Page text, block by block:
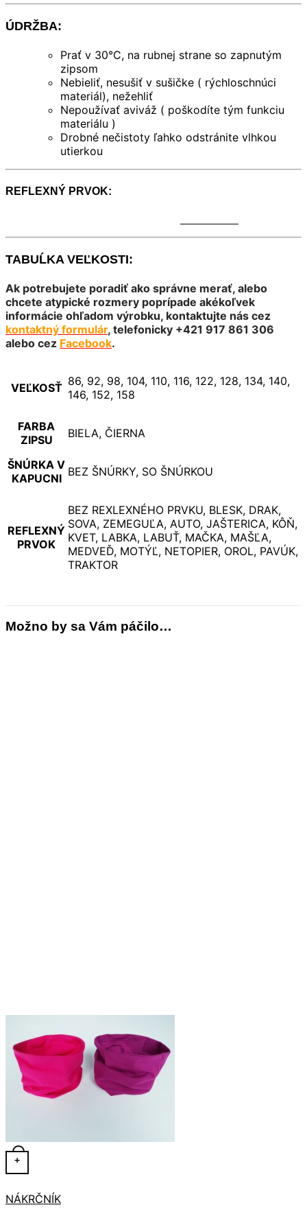
ÚDRŽBA:
Prať v 30°C, na rubnej strane so zapnutým
zipsom
Nebieliť, nesušiť v sušičke ( rýchloschnúci
materiál), nežehliť
Nepoužívať aviváž ( poškodíte tým funkciu
materiálu )
Drobné nečistoty ľahko odstránite vlhkou
utierkou
REFLEXNÝ PRVOK:
TABUĹKA VEĽKOSTI:
Ak potrebujete poradiť ako správne merať, alebo
chcete atypické rozmery poprípade akékoľvek
informácie ohľadom výrobku, kontaktujte nás cez
kontaktný formulár, telefonicky +421 917 861 306
alebo cez Facebook.
VEĽKOSŤ 86, 92, 98, 104, 110, 116, 122, 128, 134, 140,
146, 152, 158
FARBA
ZIPSU
BIELA, ČIERNA
ŠNÚRKA V
KAPUCNI BEZ ŠNÚRKY, SO ŠNÚRKOU
REFLEXNÝ
PRVOK
BEZ REXLEXNÉHO PRVKU, BLESK, DRAK,
SOVA, ZEMEGUĽA, AUTO, JAŠTERICA, KÔŇ,
KVET, LABKA, LABUŤ, MAČKA, MAŠĽA,
MEDVEĎ, MOTÝĽ, NETOPIER, OROL, PAVÚK,
TRAKTOR
Možno by sa Vám páčilo…
+
Tento produkt má viacero variantov. Možnosti si môžete
NÁKRČNÍK